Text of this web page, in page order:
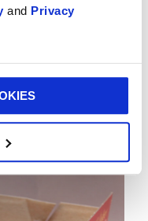
and Privacy
og beærede over
priser.
de har fundet frem til
stammer fra
WorldStar-
Tyskland til maj.